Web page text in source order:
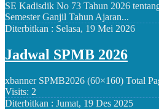
SE Kadisdik No 73 Tahun 2026
Semester Ganjil Tahun Ajaran...
Diterbitkan : Selasa, 19 Mei 2026
Jadwal SPMB 2026
xbanner SPMB2026 (60×160) Total
Visits: 2
Diterbitkan : Jumat, 19 Des 2025